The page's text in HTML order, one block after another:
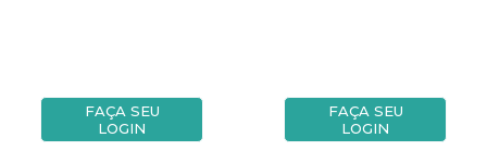
FAÇA SEU
LOGIN
FAÇA SEU
LOGIN